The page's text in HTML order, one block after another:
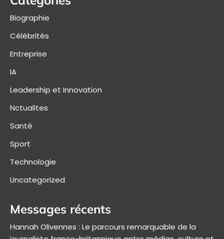
Biographie
Célébrités
Entreprise
IA
Leadership et Innovation
Nctualites
Santé
Sport
Technologie
Uncategorized
Messages récents
Hannah Olivennes : Le parcours remarquable de la